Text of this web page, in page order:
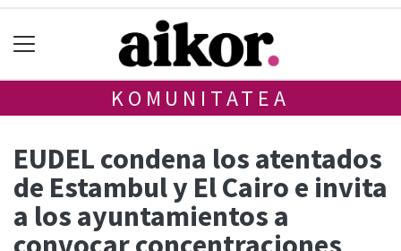
KOMUNITATEA
EUDEL condena los atentados
de Estambul y El Cairo e invita
a los ayuntamientos a